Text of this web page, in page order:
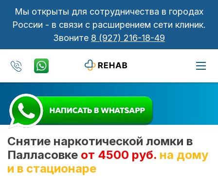
Мы открыты для сотрудничества в городах
России - в связи с расширением сети клиник.
Звоните 8 (927) 216-18-49
Снятие наркотической ломки в
Палласовке от 4500 руб. на дому
и в стационаре